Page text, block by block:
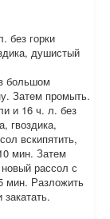
без горки
душистый
большом
Затем промыть.
и 16 ч. л. без
гвоздика,
вскипятить,
мин. Затем
рассол с
мин. Разложить